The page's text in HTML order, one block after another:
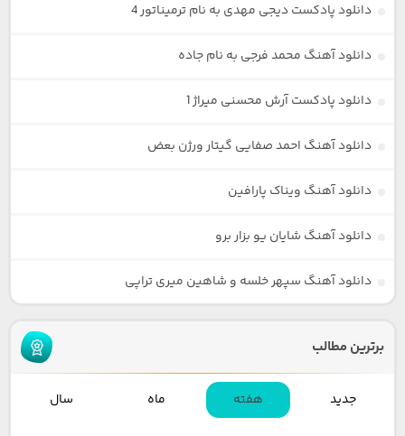
دانلود پادکست دیجی مهدی به نام ترمیناتور 4
دانلود آهنگ محمد فرجی به نام جاده
دانلود پادکست آرش محسنی میراژ 1
دانلود آهنگ احمد صفایی گیتار ورژن بعض
دانلود آهنگ ویناک پارافین
دانلود آهنگ شایان یو بزار برو
دانلود آهنگ سپهر خلسه و شاهین میری تراپی
برترین مطالب
جدید هفته ماه سال